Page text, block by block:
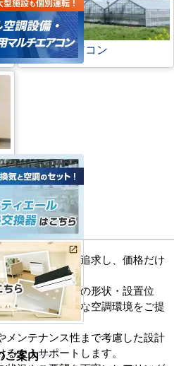
農業用エアコン
ント
＋α」の価値を追求し、価格だけ
わっています。
わせて、室内機の形状・設置位
に検討し、最適な空調環境をご提
メンテナンス性まで考慮した設計
ようサポートします。
ご案内